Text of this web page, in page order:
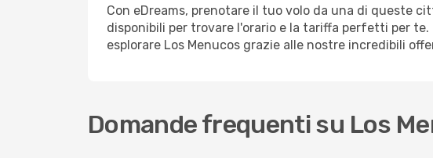
Con eDreams, prenotare il tuo volo da una di queste
disponibili per trovare l'orario e la tariffa perfetti per
esplorare Los Menucos grazie alle nostre incredibili
Domande frequenti su Los